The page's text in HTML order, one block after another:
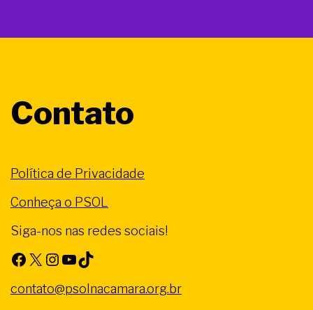
Contato
Política de Privacidade
Conheça o PSOL
Siga-nos nas redes sociais!
Facebook X Instagram Youtube TikTok
contato@psolnacamara.org.br